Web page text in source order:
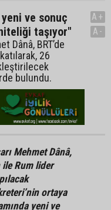
ve sonuç
taşıyor"
Dânâ, BRT’de
26
bulundu.
A+
A-
Mehmet Dânâ,
ile Rum lider
ortaya
yeni ve